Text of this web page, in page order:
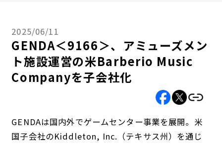
2025/06/11
GENDA＜9166＞、アミューズメン
ト施設運営の米Barberio Music
Companyを子会社化
GENDAは国内外でゲームセンター事業を展開。米
国子会社のKiddleton, Inc.（テキサス州）を通じ